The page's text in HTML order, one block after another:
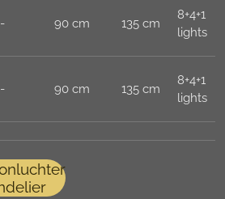
90 cm 135 cm
8+4+1
lights
90 cm 135 cm
8+4+1
lights